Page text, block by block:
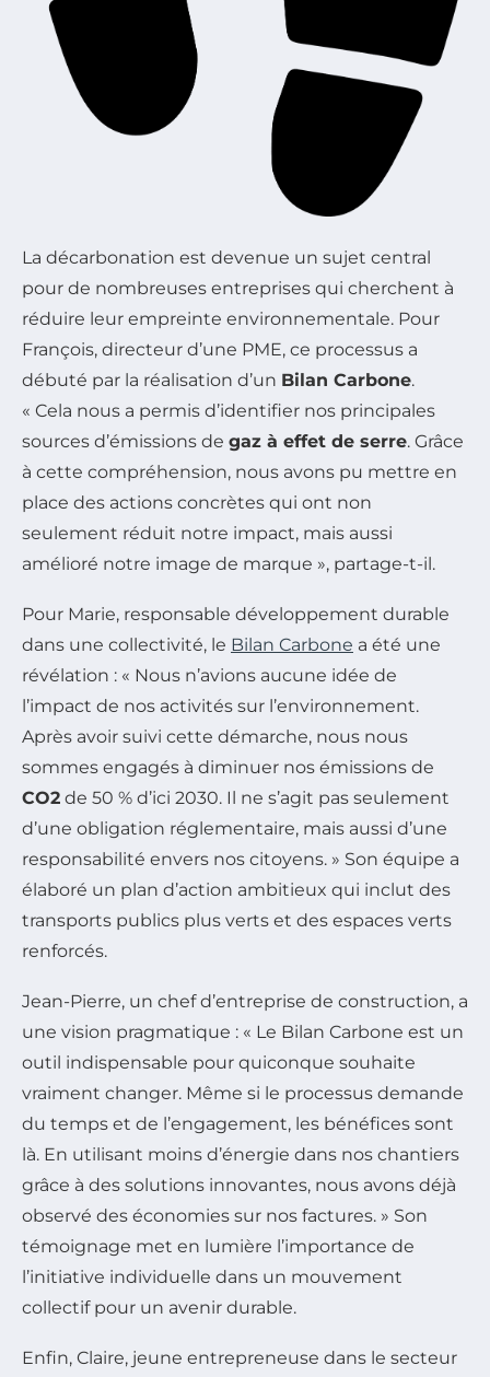
La décarbonation est devenue un sujet central
pour de nombreuses entreprises qui cherchent à
réduire leur empreinte environnementale. Pour
François, directeur d’une PME, ce processus a
débuté par la réalisation d’un Bilan Carbone.
« Cela nous a permis d’identifier nos principales
sources d’émissions de gaz à effet de serre. Grâce
à cette compréhension, nous avons pu mettre en
place des actions concrètes qui ont non
seulement réduit notre impact, mais aussi
amélioré notre image de marque », partage-t-il.
Pour Marie, responsable développement durable
dans une collectivité, le Bilan Carbone a été une
révélation : « Nous n’avions aucune idée de
l’impact de nos activités sur l’environnement.
Après avoir suivi cette démarche, nous nous
sommes engagés à diminuer nos émissions de
CO2 de 50 % d’ici 2030. Il ne s’agit pas seulement
d’une obligation réglementaire, mais aussi d’une
responsabilité envers nos citoyens. » Son équipe a
élaboré un plan d’action ambitieux qui inclut des
transports publics plus verts et des espaces verts
renforcés.
Jean-Pierre, un chef d’entreprise de construction, a
une vision pragmatique : « Le Bilan Carbone est un
outil indispensable pour quiconque souhaite
vraiment changer. Même si le processus demande
du temps et de l’engagement, les bénéfices sont
là. En utilisant moins d’énergie dans nos chantiers
grâce à des solutions innovantes, nous avons déjà
observé des économies sur nos factures. » Son
témoignage met en lumière l’importance de
l’initiative individuelle dans un mouvement
collectif pour un avenir durable.
Enfin, Claire, jeune entrepreneuse dans le secteur